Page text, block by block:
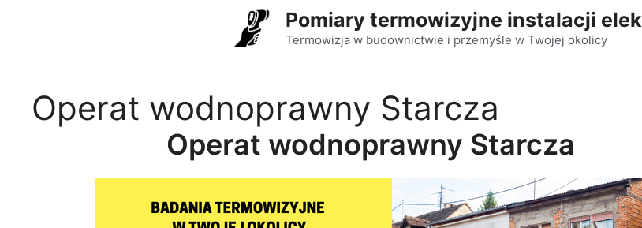
Pomiary termowizyjne instalacji
Termowizja w budownictwie i przemyśle w Twojej okolicy
Operat wodnoprawny Starcza
Operat wodnoprawny Starcza